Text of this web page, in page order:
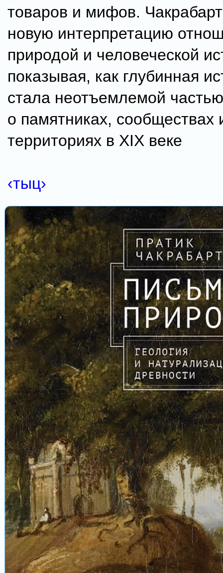
товаров и мифов.
новую интерпретацию
природой и человеческой
показывая, как глубинная
стала неотъемлемой
о памятниках, сообществах
территориях в XIX веке
‹тыц›